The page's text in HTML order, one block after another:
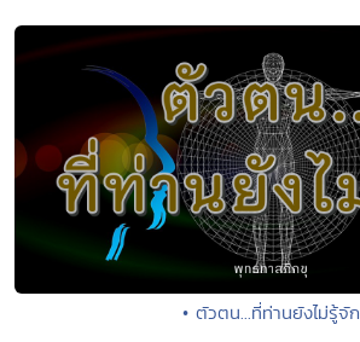
• ตัวตน...ที่ท่านยังไม่รู้จัก